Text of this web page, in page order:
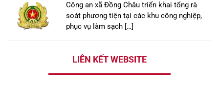
Công an xã Đồng Châu triển khai tổng rà
soát phương tiện tại các khu công nghiệp,
phục vụ làm sạch […]
LIÊN KẾT WEBSITE